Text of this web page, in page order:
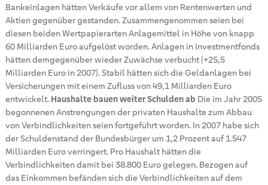
Bankeinlagen hätten Verkäufe vor allem von Rentenwerten und
Aktien gegenüber gestanden. Zusammengenommen seien bei
diesen beiden Wertpapierarten Anlagemittel in Höhe von knapp
60 Milliarden Euro aufgelöst worden. Anlagen in Investmentfonds
hätten demgegenüber wieder Zuwächse verbucht (+25,5
Milliarden Euro in 2007). Stabil hätten sich die Geldanlagen bei
Versicherungen mit einem Zufluss von 49,1 Milliarden Euro
entwickelt. Haushalte bauen weiter Schulden ab Die im Jahr 2005
begonnenen Anstrengungen der privaten Haushalte zum Abbau
von Verbindlichkeiten seien fortgeführt worden. In 2007 habe sich
der Schuldenstand der Bundesbürger um 1,2 Prozent auf 1.547
Milliarden Euro verringert. Pro Haushalt hätten die
Verbindlichkeiten damit bei 38.800 Euro gelegen. Bezogen auf
das Einkommen befänden sich die Verbindlichkeiten auf dem